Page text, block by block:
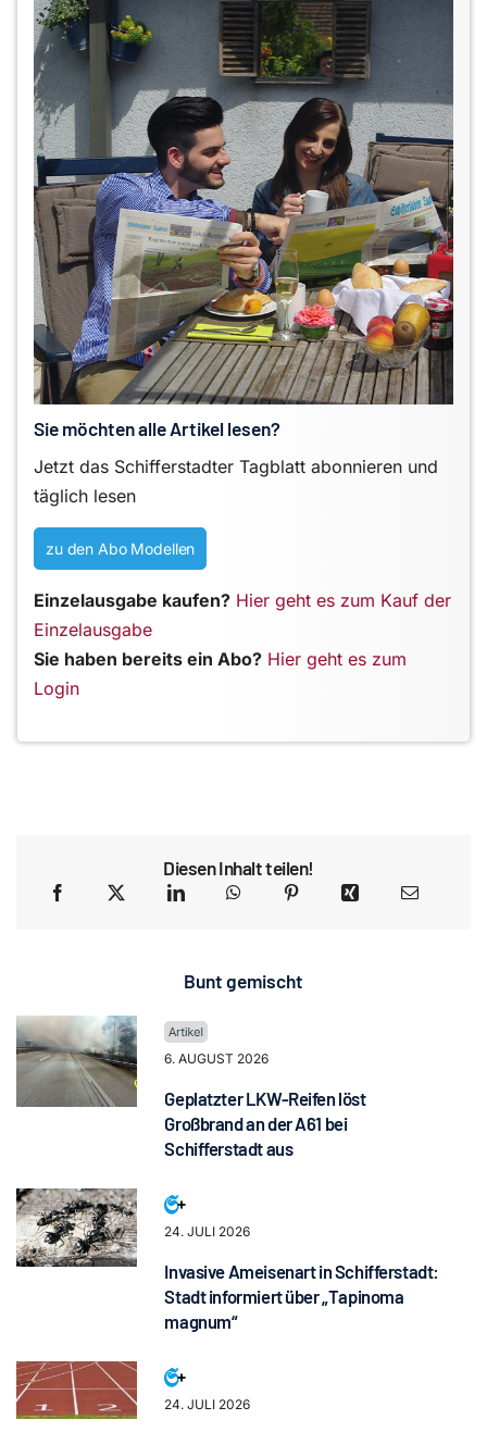
Sie möchten alle Artikel lesen?
Jetzt das Schifferstadter Tagblatt abonnieren und
täglich lesen
zu den Abo Modellen
Einzelausgabe kaufen? Hier geht es zum Kauf der
Einzelausgabe
Sie haben bereits ein Abo? Hier geht es zum
Login
Diesen Inhalt teilen!
Bunt gemischt
6. AUGUST 2026
Geplatzter LKW-Reifen löst
Großbrand an der A61 bei
Schifferstadt aus
24. JULI 2026
Invasive Ameisenart in Schifferstadt:
Stadt informiert über „Tapinoma
magnum“
24. JULI 2026